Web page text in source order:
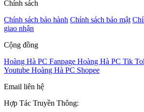
Chính sách
Chính sách bảo hành Chính sách bảo mật
giao nhận
Cộng đồng
Hoàng Hà PC Fanpage Hoàng Hà PC Tik
Youtube Hoàng Hà PC Shopee
Email liên hệ
Hợp Tác Truyền Thông: